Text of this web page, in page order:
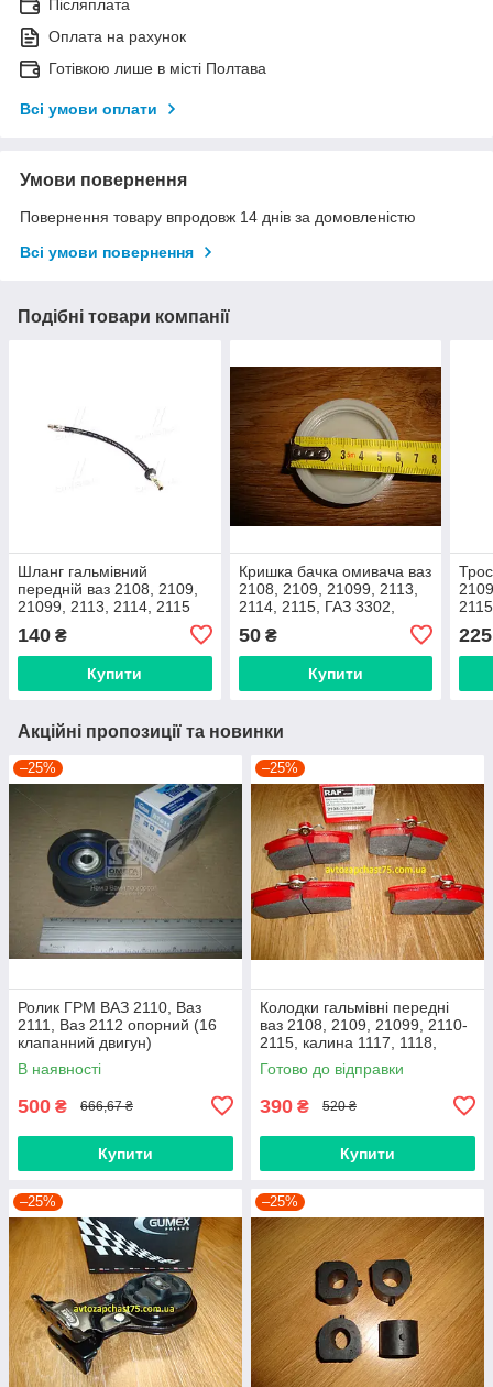
Післяплата
Оплата на рахунок
Готівкою лише в місті Полтава
Всі умови оплати
Умови повернення
Повернення товару впродовж 14 днів за домовленістю
Всі умови повернення
Подібні товари компанії
Шланг гальмівний
передній ваз 2108, 2109,
21099, 2113, 2114, 2115
(виробник Дорожня карта,
Харків)
140 ₴
Купити
Кришка бачка омивача ваз
2108, 2109, 21099, 2113,
2114, 2115, ГАЗ 3302,
31105 (виробник Україна)
50₴
Купити
225
Акційні пропозиції та новинки
–25%
Ролик ГРМ ВАЗ 2110, Ваз
2111, Ваз 2112 опорний (16
клапанний двигун)
В наявності
500 ₴ 666,67 ₴
Купити
–25%
Колодки гальмівні передні
ваз 2108, 2109, 21099, 2110-
2115, калина 1117, 1118,
1119, приора 2170 (Raf,
Латвія)
Готово до відправки
390 ₴ 520 ₴
Купити
–25% –25%